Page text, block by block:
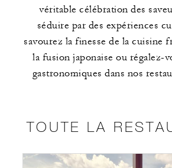
TOUTE LA
RESTAURATION
EXPÉRIENCES
GASTRONOMIQU
ES
véritable célébration des
séduire par des expériences
savourez la finesse de la cuisine
la fusion japonaise ou régalez-
gastronomiques dans nos
TOUTE LA